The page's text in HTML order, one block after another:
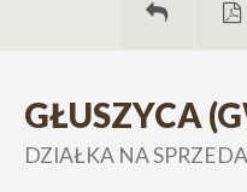
GŁUSZYCA
DZIAŁKA NA